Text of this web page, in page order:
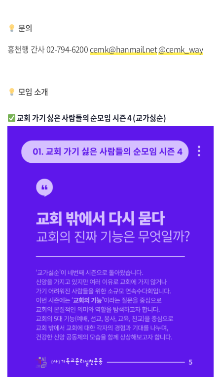
문의
홍천행 간사 02-794-6200 cemk@hanmail.net@cemk_way
모임 소개
교회 가기 싫은 사람들의 순모임 시즌 4 (교가싫순)